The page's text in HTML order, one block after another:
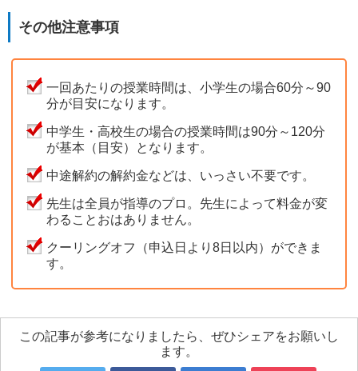
その他注意事項
一回あたりの授業時間は、小学生の場合60分～90
分が目安になります。
中学生・高校生の場合の授業時間は90分～120分
が基本（目安）となります。
中途解約の解約金などは、いっさい不要です。
先生は全員が指導のプロ。先生によって料金が変
わることおはありません。
クーリングオフ（申込日より8日以内）ができま
す。
この記事が参考になりましたら、ぜひシェアをお願いし
ます。